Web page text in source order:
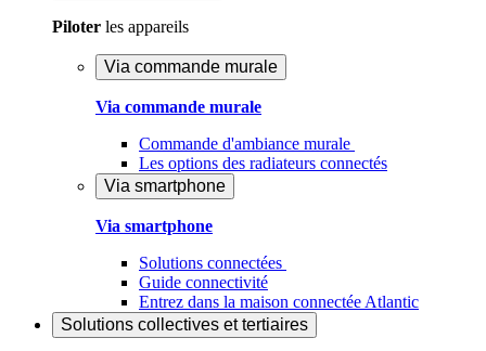
Piloter les appareils
Via commande murale
Via commande murale
Commande d'ambiance murale
Les options des radiateurs connectés
Via smartphone
Via smartphone
Solutions connectées
Guide connectivité
Entrez dans la maison connectée Atlantic
Solutions collectives et tertiaires